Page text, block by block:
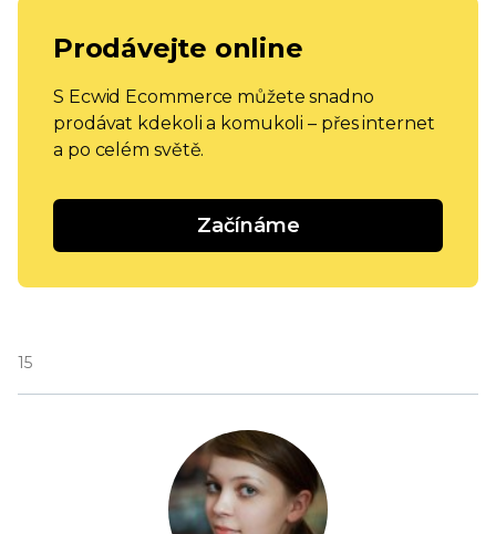
Prodávejte online
S Ecwid Ecommerce můžete snadno
prodávat kdekoli a komukoli – přes internet
a po celém světě.
Začínáme
15